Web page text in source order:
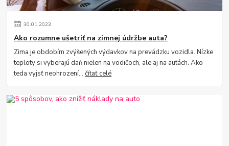
30.01.2023
Ako rozumne ušetriť na zimnej údržbe auta?
Zima je obdobím zvýšených výdavkov na prevádzku vozidla. Nízke
teploty si vyberajú daň nielen na vodičoch, ale aj na autách. Ako
teda vyjsť neohrození...čítať celé